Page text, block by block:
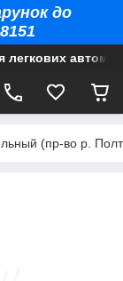
до
легкових
(пр-во р.